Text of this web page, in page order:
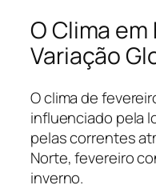
O Clima
Variação
O clima de
influenciado pela
pelas correntes
Norte, fevereiro
inverno.